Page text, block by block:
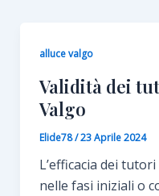
alluce valgo
Validità dei
Valgo
Elide78/23 Aprile 2024
L’efficacia dei
nelle fasi iniziali o